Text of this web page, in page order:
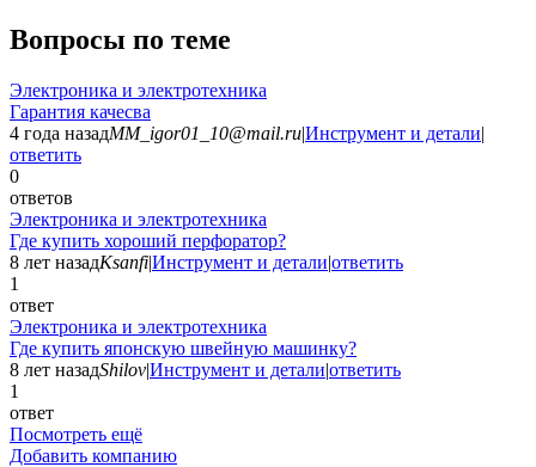
Вопросы по теме
Электроника и электротехника
Гарантия качесва
4 года назадMM_igor01_10@mail.ru|Инструмент и детали|
ответить
0
ответов
Электроника и электротехника
Где купить хороший перфоратор?
8 лет назадKsanfi|Инструмент и детали|ответить
1
ответ
Электроника и электротехника
Где купить японскую швейную машинку?
8 лет назадShilov|Инструмент и детали|ответить
1
ответ
Посмотреть ещё
Добавить компанию